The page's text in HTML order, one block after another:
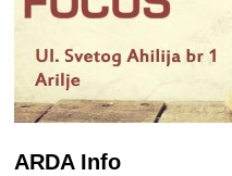
ARDA Info